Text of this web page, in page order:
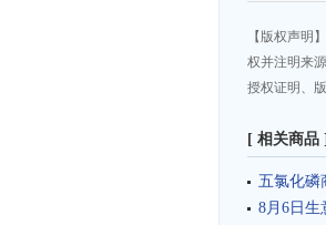
【版权声明
权并注明来
授权证明、
[ 相关商品 ]
五氯化磷
8月6日生